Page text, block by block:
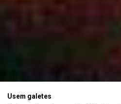
Usem galetes